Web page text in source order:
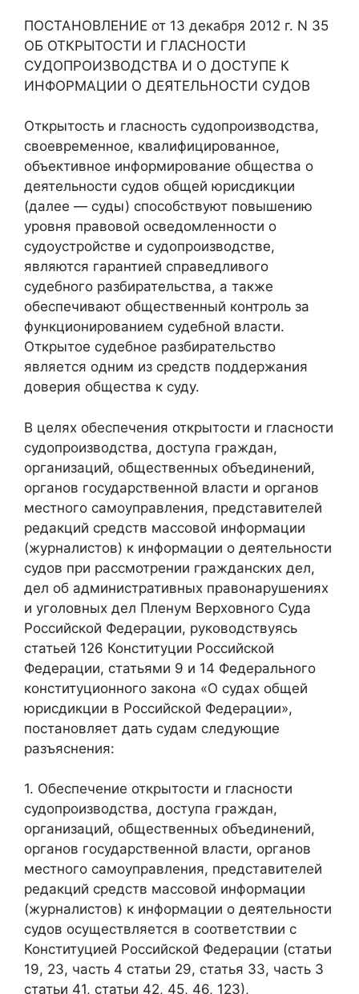
ПОСТАНОВЛЕНИЕ от 13 декабря 2012 г. N 35
ОБ ОТКРЫТОСТИ И ГЛАСНОСТИ
СУДОПРОИЗВОДСТВА И О ДОСТУПЕ К
ИНФОРМАЦИИ О ДЕЯТЕЛЬНОСТИ СУДОВ
Открытость и гласность судопроизводства,
своевременное, квалифицированное,
объективное информирование общества о
деятельности судов общей юрисдикции
(далее — суды) способствуют повышению
уровня правовой осведомленности о
судоустройстве и судопроизводстве,
являются гарантией справедливого
судебного разбирательства, а также
обеспечивают общественный контроль за
функционированием судебной власти.
Открытое судебное разбирательство
является одним из средств поддержания
доверия общества к суду.
В целях обеспечения открытости и гласности
судопроизводства, доступа граждан,
организаций, общественных объединений,
органов государственной власти и органов
местного самоуправления, представителей
редакций средств массовой информации
(журналистов) к информации о деятельности
судов при рассмотрении гражданских дел,
дел об административных правонарушениях
и уголовных дел Пленум Верховного Суда
Российской Федерации, руководствуясь
статьей 126 Конституции Российской
Федерации, статьями 9 и 14 Федерального
конституционного закона «О судах общей
юрисдикции в Российской Федерации»,
постановляет дать судам следующие
разъяснения:
1. Обеспечение открытости и гласности
судопроизводства, доступа граждан,
организаций, общественных объединений,
органов государственной власти, органов
местного самоуправления, представителей
редакций средств массовой информации
(журналистов) к информации о деятельности
судов осуществляется в соответствии с
Конституцией Российской Федерации (статьи
19, 23, часть 4 статьи 29, статья 33, часть 3
статьи 41, статьи 42, 45, 46, 123),